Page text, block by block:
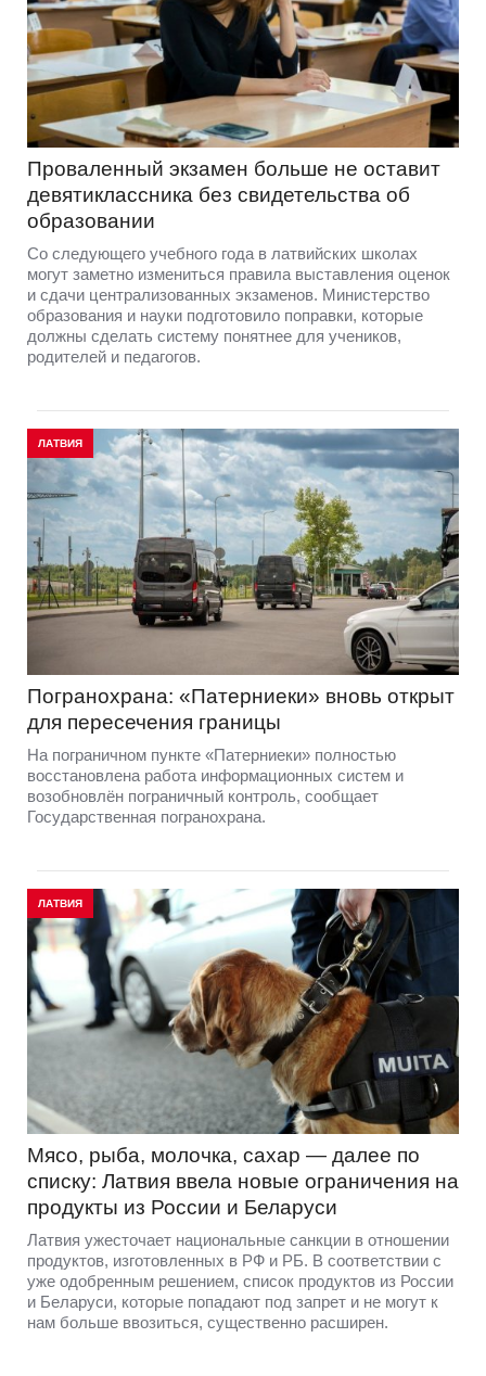
Проваленный экзамен больше не оставит
девятиклассника без свидетельства об
образовании
Со следующего учебного года в латвийских школах
могут заметно измениться правила выставления оценок
и сдачи централизованных экзаменов. Министерство
образования и науки подготовило поправки, которые
должны сделать систему понятнее для учеников,
родителей и педагогов.
ЛАТВИЯ
Погранохрана: «Патерниеки» вновь открыт
для пересечения границы
На пограничном пункте «Патерниеки» полностью
восстановлена работа информационных систем и
возобновлён пограничный контроль, сообщает
Государственная погранохрана.
ЛАТВИЯ
Мясо, рыба, молочка, сахар — далее по
списку: Латвия ввела новые ограничения на
продукты из России и Беларуси
Латвия ужесточает национальные санкции в отношении
продуктов, изготовленных в РФ и РБ. В соответствии с
уже одобренным решением, список продуктов из России
и Беларуси, которые попадают под запрет и не могут к
нам больше ввозиться, существенно расширен.